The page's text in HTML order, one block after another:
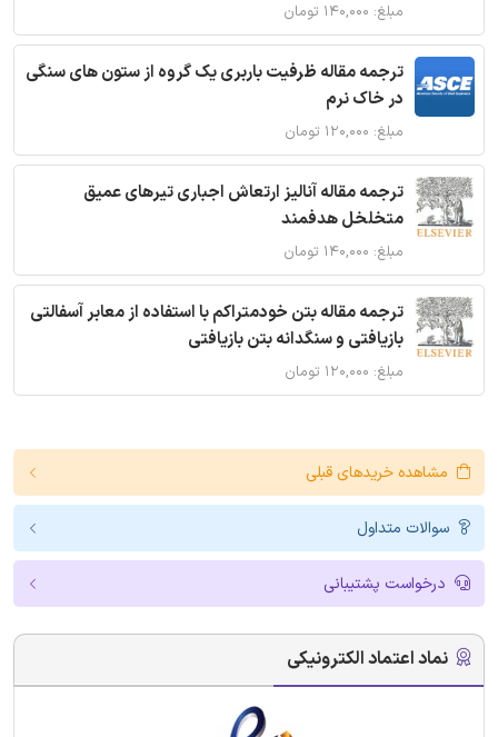
مبلغ: ۱۴۰,۰۰۰ تومان
ترجمه مقاله ظرفیت باربری یک گروه از ستون های سنگی
در خاک نرم
مبلغ: ۱۲۰,۰۰۰ تومان
ترجمه مقاله آنالیز ارتعاش اجباری تیرهای عمیق
متخلخل هدفمند
مبلغ: ۱۴۰,۰۰۰ تومان
ترجمه مقاله بتن خودمتراکم با استفاده از معابر آسفالتی
بازیافتی و سنگدانه بتن بازیافتی
مبلغ: ۱۲۰,۰۰۰ تومان
مشاهده خریدهای قبلی
سوالات متداول
درخواست پشتیبانی
نماد اعتماد الکترونیکی